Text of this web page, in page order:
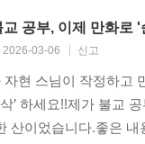
교 공부, 이제 만화로
2026-03-06 신고
자현 스님이 작정하고
삭’ 하세요!!제가 불교
산이었습니다.좋은